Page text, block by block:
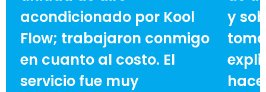
acondicionado por Kool
Flow; trabajaron conmigo
en cuanto al costo. El
servicio fue muy
y